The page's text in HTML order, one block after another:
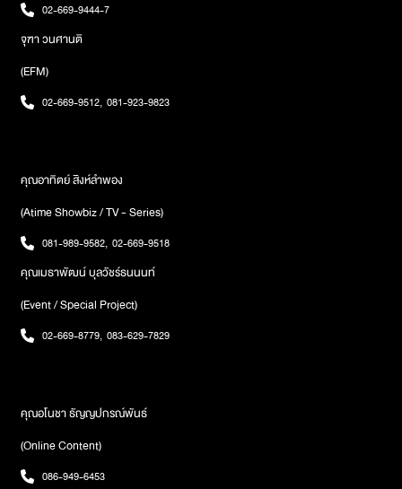
นันทนาการ มีที่ชุมนุมของเด็กๆ สร้างบ้านแบบแนววัยรุ่น‌ราศีมีนมีพี่น้อง
ที่ดี ญาติที่ดี มีผู้ช่วยเหลือเจ้าชะตาในเรื่องที่อยู่อาศัย หรือ อาศัยอยู่กับ
ญาติๆ เพื่อนฝูงเลือกชม Wallpaper พาปัง! สนใจ
คลิกhttps://bit.ly/39Pe6Clหรือแอดไลน์ @OM168พิเศษสุด!
02-669-9444-7
จุฑา วนศานติ
(EFM)
02-669-9512, 081-923-9823
คุณอาทิตย์ สิงห์ลำพอง
(Atime Showbiz / TV - Series)
081-989-9582, 02-669-9518
คุณเมธาพัฒน์ บุลวัชร์ธนนนท์
(Event / Special Project)
02-669-8779, 083-629-7829
คุณอโนชา ธัญญปกรณ์พันธ์
(Online Content)
086-949-6453